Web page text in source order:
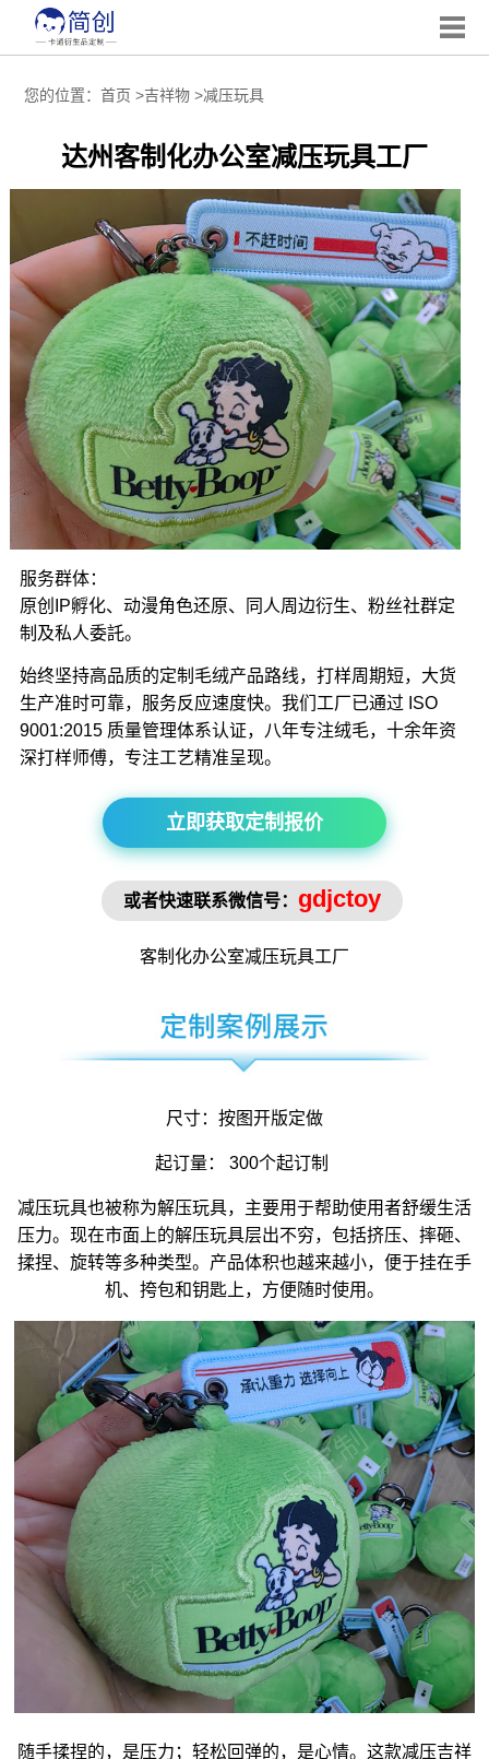
您的位置： 首页 >吉祥物>减压玩具
达州客制化办公室减压玩具工厂
服务群体：
原创IP孵化、动漫角色还原、同人周边衍生、粉丝社群定
制及私人委託。
始终坚持高品质的定制毛绒产品路线，打样周期短，大货
生产准时可靠，服务反应速度快。我们工厂已通过 ISO
9001:2015 质量管理体系认证，八年专注绒毛，十余年资
深打样师傅，专注工艺精准呈现。
立即获取定制报价
或者快速联系微信号： gdjctoy
客制化办公室减压玩具工厂
尺寸：按图开版定做
起订量： 300个起订制
减压玩具也被称为解压玩具，主要用于帮助使用者舒缓生活
压力。现在市面上的解压玩具层出不穷，包括挤压、摔砸、
揉捏、旋转等多种类型。产品体积也越来越小，便于挂在手
机、挎包和钥匙上，方便随时使用。
随手揉捏的，是压力；轻松回弹的，是心情。这款减压吉祥